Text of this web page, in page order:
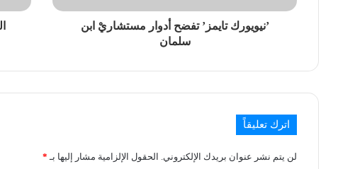
’نيويورك تايمز’ تفضح أدوار مستشاريْ ابن
سلمان
اترك تعليقاً
لن يتم نشر عنوان بريدك الإلكتروني. الحقول الإلزامية مشار إليها بـ *